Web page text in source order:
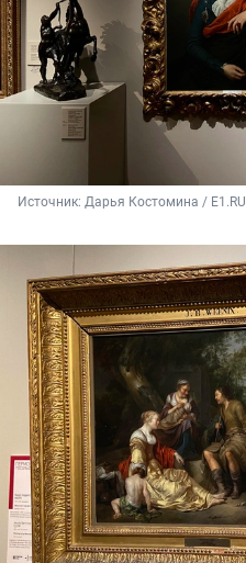
Источник: Дарья Костомина / E1.RU